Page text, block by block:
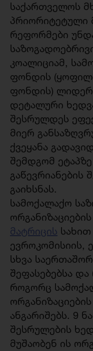
საქართველოს
პრიორიტეტული
რეფორმები
კოალიციამ,
ფონდის
ფონდის)
დეტალური
შესრულდეს
მიერ
ქვეყანა
შემდგომ
გაწევრიანების
გაიხსნას.
სამოქალაქო
მატრიცის
ევროკომისიის,
სხვა
შეფასებებსა
როგორც
ანგარიშებს. 9
შესრულების
მუშაობენ ის